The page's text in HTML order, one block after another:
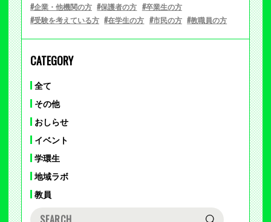
企業・他機関の方 保護者の方
卒業生の方
受験を考えている方
在学生の方 市民の方 教職員の方
CATEGORY
全て
その他
おしらせ
イベント
学環生
地域ラボ
教員